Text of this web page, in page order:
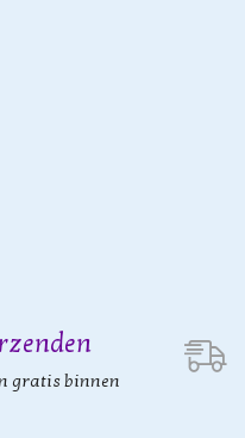
gratis binnen